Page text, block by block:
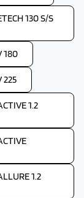
130 S/S
180
225
1.2
1.2